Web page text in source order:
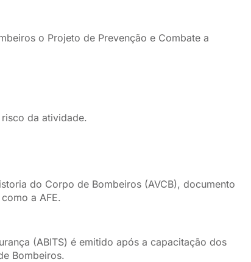
o Projeto de Prevenção e Combate a
da atividade.
do Corpo de Bombeiros (AVCB), documento
a AFE.
(ABITS) é emitido após a capacitação dos
Bombeiros.